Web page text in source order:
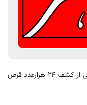
معاون اجتماعی فرماندهی انتظامی خراسان جنوبی از کشف 24 هزارعدد قرص